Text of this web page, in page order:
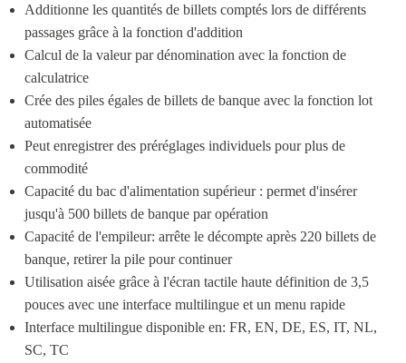
Additionne les quantités de billets comptés lors de différents
passages grâce à la fonction d'addition
Calcul de la valeur par dénomination avec la fonction de
calculatrice
Crée des piles égales de billets de banque avec la fonction lot
automatisée
Peut enregistrer des préréglages individuels pour plus de
commodité
Capacité du bac d'alimentation supérieur : permet d'insérer
jusqu'à 500 billets de banque par opération
Capacité de l'empileur: arrête le décompte après 220 billets de
banque, retirer la pile pour continuer
Utilisation aisée grâce à l'écran tactile haute définition de 3,5
pouces avec une interface multilingue et un menu rapide
Interface multilingue disponible en: FR, EN, DE, ES, IT, NL,
SC, TC